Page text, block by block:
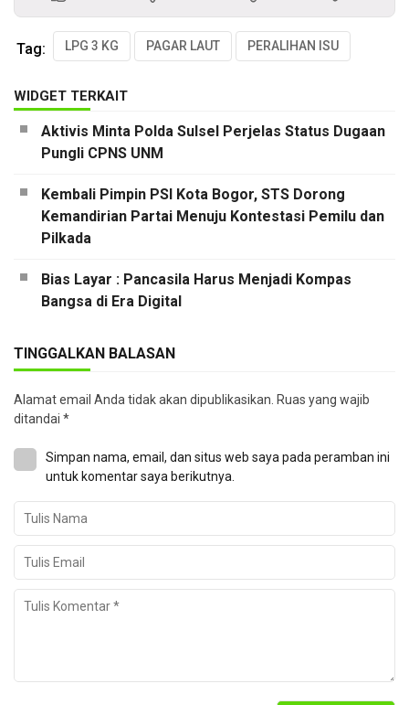
Tag: LPG 3 KG PAGAR LAUT PERALIHAN ISU
WIDGET TERKAIT
Aktivis Minta Polda Sulsel Perjelas Status Dugaan
Pungli CPNS UNM
Kembali Pimpin PSI Kota Bogor, STS Dorong
Kemandirian Partai Menuju Kontestasi Pemilu dan
Pilkada
Bias Layar : Pancasila Harus Menjadi Kompas
Bangsa di Era Digital
TINGGALKAN BALASAN
Alamat email Anda tidak akan dipublikasikan. Ruas yang wajib
ditandai *
Simpan nama, email, dan situs web saya pada peramban ini
untuk komentar saya berikutnya.